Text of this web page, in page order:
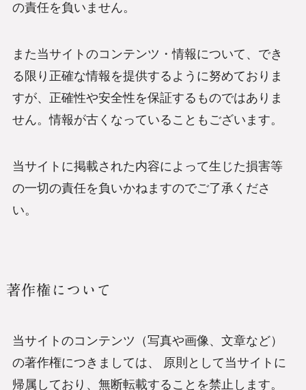
の責任を負いません。
また当サイトのコンテンツ・情報について、でき
る限り正確な情報を提供するように努めておりま
すが、正確性や安全性を保証するものではありま
せん。情報が古くなっていることもございます。
当サイトに掲載された内容によって生じた損害等
の一切の責任を負いかねますのでご了承くださ
い。
著作権について
当サイトのコンテンツ（写真や画像、文章など）
の著作権につきましては、 原則として当サイトに
帰属しており、無断転載することを禁止します。